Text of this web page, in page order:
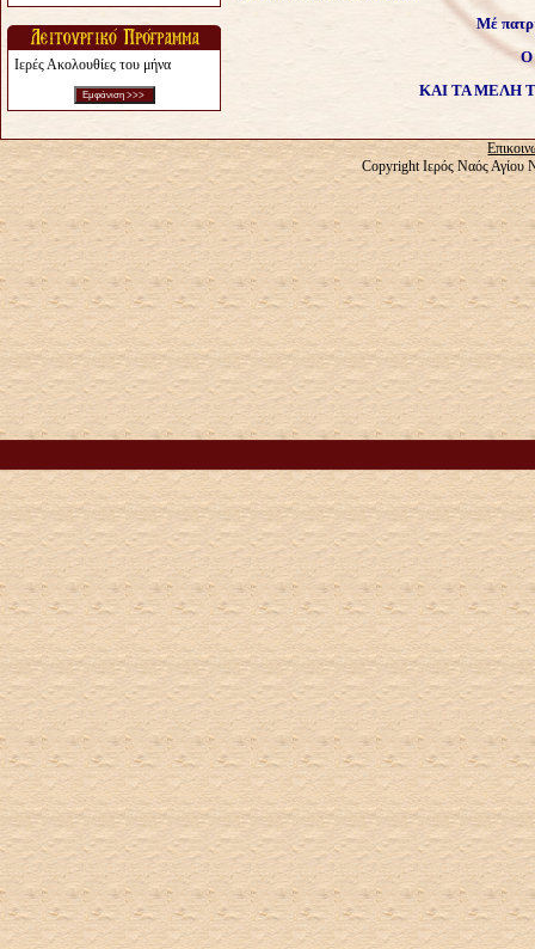
Ιερές Ακολουθίες του μήνα
Μέ
Ο
ΚΑΙ ΤΑ ΜΕΛΗ
Copyright Ιερός Ναός Αγίου